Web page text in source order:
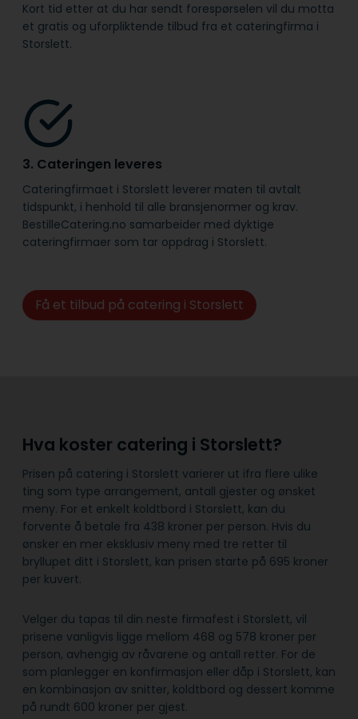
Kort tid etter at du har sendt forespørselen vil du motta
et gratis og uforpliktende tilbud fra et cateringfirma i
Storslett.
3. Cateringen leveres
Cateringfirmaet i Storslett leverer maten til avtalt
tidspunkt, i henhold til alle bransje­normer og krav.
BestilleCatering.no samarbeider med dyktige
cateringfirmaer som tar oppdrag i Storslett.
Få et tilbud på catering i Storslett
Hva koster catering i Storslett?
Prisen på catering i Storslett varierer ut ifra flere ulike
ting som type arrangement, antall gjester og ønsket
meny. For et enkelt koldtbord i Storslett, kan du
forvente å betale fra 438 kroner per person. Hvis du
ønsker en mer eksklusiv meny med tre retter til
bryllupet ditt i Storslett, kan prisen starte på 695 kroner
per kuvert.
Velger du tapas til din neste firmafest i Storslett, vil
prisene vanligvis ligge mellom 468 og 578 kroner per
person, avhengig av råvarene og antall retter. For de
som planlegger en konfirmasjon eller dåp i Storslett, kan
en kombinasjon av snitter, koldtbord og dessert komme
på rundt 600 kroner per gjest.